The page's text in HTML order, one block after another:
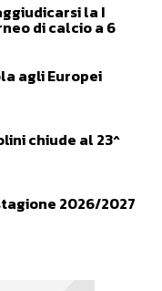
la I
di calcio a 6
agli Europei
chiude al 23^
2026/2027